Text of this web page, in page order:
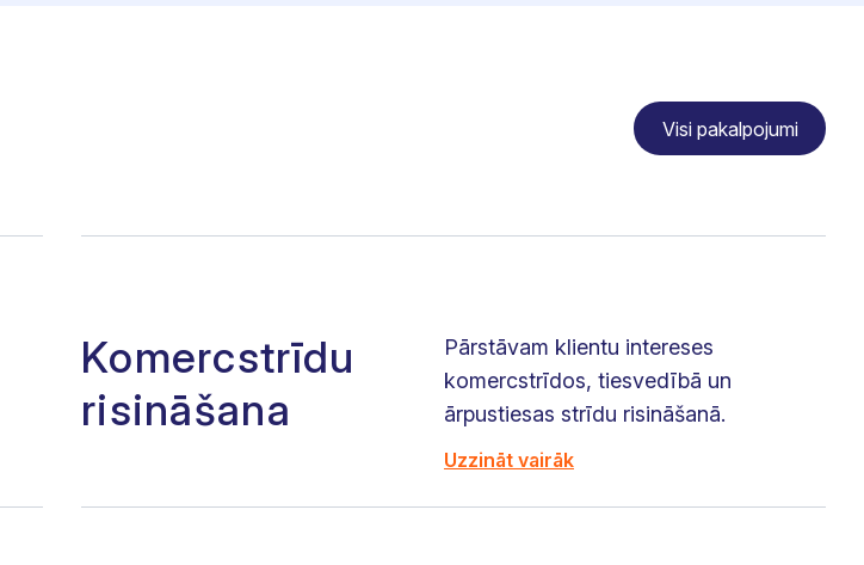
Visi pakalpojumi
Komercstrīdu
risināšana
Pārstāvam klientu intereses
komercstrīdos, tiesvedībā un
ārpustiesas strīdu risināšanā.
Uzzināt vairāk